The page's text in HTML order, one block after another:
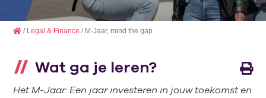
/ Legal & Finance / M-Jaar, mind the gap
Wat ga je leren?
Het M-Jaar: Een jaar investeren in jouw toekomst en